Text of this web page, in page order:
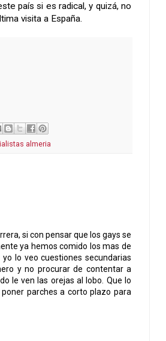
país si es radical, y quizá, no
visita a España.
almeria
si con pensar que los gays se
ya hemos comido los mas de
lo veo cuestiones secundarias
y no procurar de contentar a
le ven las orejas al lobo. Que lo
parches a corto plazo para